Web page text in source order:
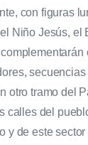
con figuras
Niño Jesús, el
otro tramo del
calles del
y de este